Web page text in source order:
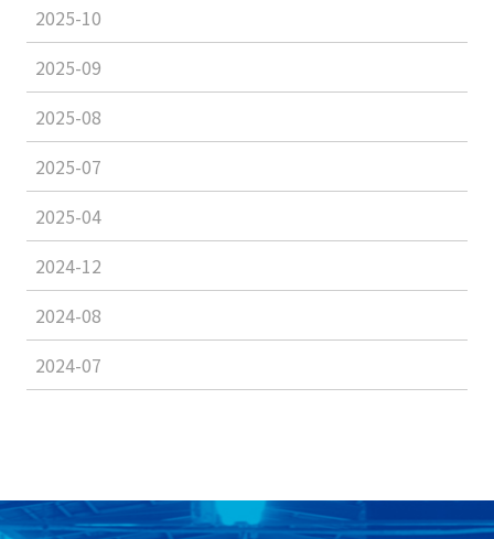
2025-10
2025-09
2025-08
2025-07
2025-04
2024-12
2024-08
2024-07